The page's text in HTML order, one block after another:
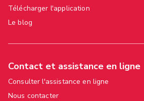
Télécharger l'application
Le blog
Contact et assistance en ligne
Consulter l'assistance en ligne
Nous contacter